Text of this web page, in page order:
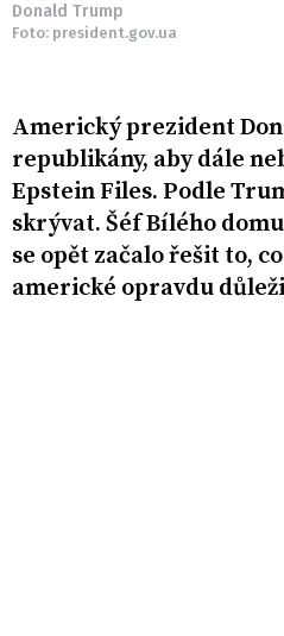
Donald Trump
Foto: president.gov.ua
Americký prezident
republikány, aby dále
Epstein Files. Podle
skrývat. Šéf Bílého
se opět začalo řešit to,
americké opravdu